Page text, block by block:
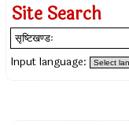
Site Search
Input language: